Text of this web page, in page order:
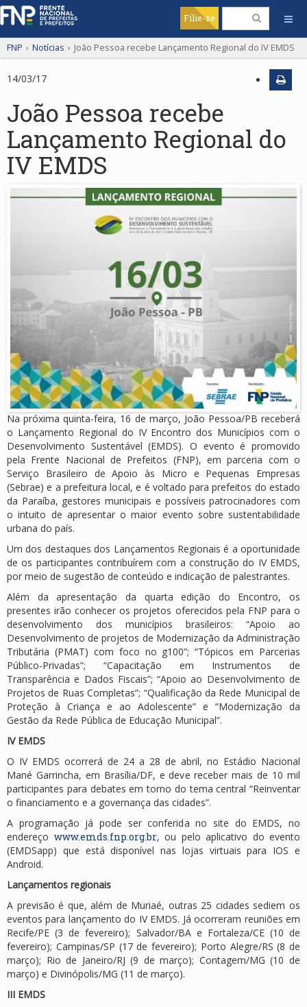
Filie-se
FNP › Notícias › João Pessoa recebe Lançamento Regional do IV EMDS
14/03/17
João Pessoa recebe
Lançamento Regional do
IV EMDS
Na próxima quinta-feira, 16 de março, João Pessoa/PB receberá
o Lançamento Regional do IV Encontro dos Municípios com o
Desenvolvimento Sustentável (EMDS). O evento é promovido
pela Frente Nacional de Prefeitos (FNP), em parceria com o
Serviço Brasileiro de Apoio às Micro e Pequenas Empresas
(Sebrae) e a prefeitura local, e é voltado para prefeitos do estado
da Paraíba, gestores municipais e possíveis patrocinadores com
o intuito de apresentar o maior evento sobre sustentabilidade
urbana do país.
Um dos destaques dos Lançamentos Regionais é a oportunidade
de os participantes contribuírem com a construção do IV EMDS,
por meio de sugestão de conteúdo e indicação de palestrantes.
Além da apresentação da quarta edição do Encontro, os
presentes irão conhecer os projetos oferecidos pela FNP para o
desenvolvimento dos municípios brasileiros: “Apoio ao
Desenvolvimento de projetos de Modernização da Administração
Tributária (PMAT) com foco no g100”; “Tópicos em Parcerias
Público-Privadas”; “Capacitação em Instrumentos de
Transparência e Dados Fiscais”; “Apoio ao Desenvolvimento de
Projetos de Ruas Completas”; “Qualificação da Rede Municipal de
Proteção à Criança e ao Adolescente” e “Modernização da
Gestão da Rede Pública de Educação Municipal”.
IV EMDS
O IV EMDS ocorrerá de 24 a 28 de abril, no Estádio Nacional
Mané Garrincha, em Brasília/DF, e deve receber mais de 10 mil
participantes para debates em torno do tema central “Reinventar
o financiamento e a governança das cidades”.
A programação já pode ser conferida no site do EMDS, no
endereço www.emds.fnp.org.br, ou pelo aplicativo do evento
(EMDSapp) que está disponível nas lojas virtuais para IOS e
Android.
Lançamentos regionais
A previsão é que, além de Muriaé, outras 25 cidades sediem os
eventos para lançamento do IV EMDS. Já ocorreram reuniões em
Recife/PE (3 de fevereiro); Salvador/BA e Fortaleza/CE (10 de
fevereiro); Campinas/SP (17 de fevereiro); Porto Alegre/RS (8 de
março); Rio de Janeiro/RJ (9 de março); Contagem/MG (10 de
março) e Divinópolis/MG (11 de março).
III EMDS